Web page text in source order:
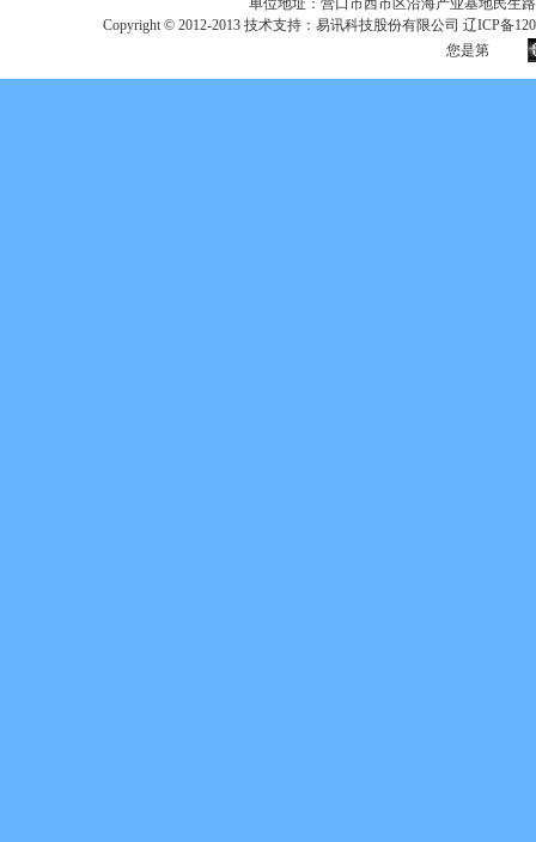
单位地址：营口市西市区沿海产业基地民生
Copyright © 2012-2013 技术支持：易讯科技股份有限公司 辽ICP备
您是第